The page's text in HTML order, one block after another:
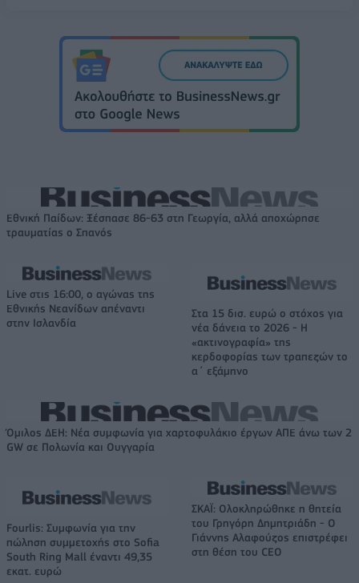
Εθνική Παίδων: Ξέσπασε 86-63 στη Γεωργία, αλλά αποχώρησε
τραυματίας ο Σπανός
Live στις 16:00, ο αγώνας της
Εθνικής Νεανίδων απέναντι
στην Ισλανδία
Στα 15 δισ. ευρώ ο στόχος για
νέα δάνεια το 2026 - Η
«ακτινογραφία» της
κερδοφορίας των τραπεζών το
α΄ εξάμηνο
Όμιλος ΔΕΗ: Νέα συμφωνία για χαρτοφυλάκιο έργων ΑΠΕ άνω των 2
GW σε Πολωνία και Ουγγαρία
Fourlis: Συμφωνία για την
πώληση συμμετοχής στο Sofia
South Ring Mall έναντι 49,35
εκατ. ευρώ
ΣΚΑΪ: Ολοκληρώθηκε η θητεία
του Γρηγόρη Δημητριάδη - Ο
Γιάννης Αλαφούζος επιστρέφει
στη θέση του CEO